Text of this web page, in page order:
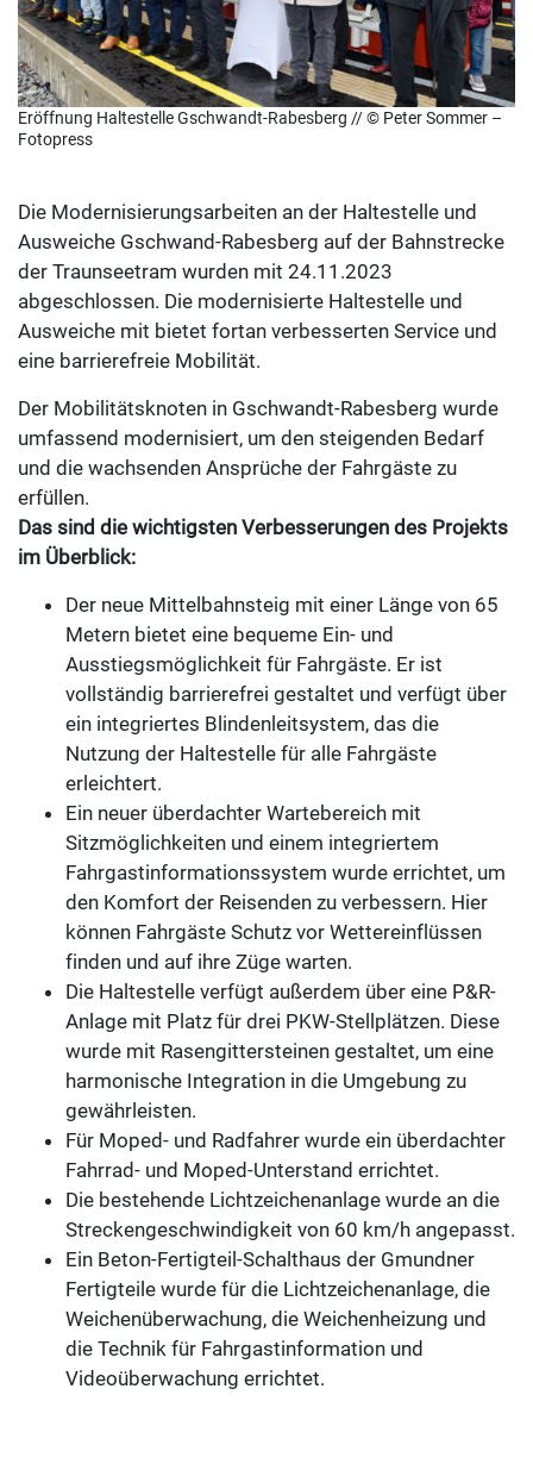
Eröffnung Haltestelle Gschwandt-Rabesberg // © Peter Sommer –
Fotopress
Die Modernisierungsarbeiten an der Haltestelle und
Ausweiche Gschwand-Rabesberg auf der Bahnstrecke
der Traunseetram wurden mit 24.11.2023
abgeschlossen. Die modernisierte Haltestelle und
Ausweiche mit bietet fortan verbesserten Service und
eine barrierefreie Mobilität.
Der Mobilitätsknoten in Gschwandt-Rabesberg wurde
umfassend modernisiert, um den steigenden Bedarf
und die wachsenden Ansprüche der Fahrgäste zu
erfüllen.
Das sind die wichtigsten Verbesserungen des Projekts
im Überblick:
Der neue Mittelbahnsteig mit einer Länge von 65
Metern bietet eine bequeme Ein- und
Ausstiegsmöglichkeit für Fahrgäste. Er ist
vollständig barrierefrei gestaltet und verfügt über
ein integriertes Blindenleitsystem, das die
Nutzung der Haltestelle für alle Fahrgäste
erleichtert.
Ein neuer überdachter Wartebereich mit
Sitzmöglichkeiten und einem integriertem
Fahrgastinformationssystem wurde errichtet, um
den Komfort der Reisenden zu verbessern. Hier
können Fahrgäste Schutz vor Wettereinflüssen
finden und auf ihre Züge warten.
Die Haltestelle verfügt außerdem über eine P&R-
Anlage mit Platz für drei PKW-Stellplätzen. Diese
wurde mit Rasengittersteinen gestaltet, um eine
harmonische Integration in die Umgebung zu
gewährleisten.
Für Moped- und Radfahrer wurde ein überdachter
Fahrrad- und Moped-Unterstand errichtet.
Die bestehende Lichtzeichenanlage wurde an die
Streckengeschwindigkeit von 60 km/h angepasst.
Ein Beton-Fertigteil-Schalthaus der Gmundner
Fertigteile wurde für die Lichtzeichenanlage, die
Weichenüberwachung, die Weichenheizung und
die Technik für Fahrgastinformation und
Videoüberwachung errichtet.